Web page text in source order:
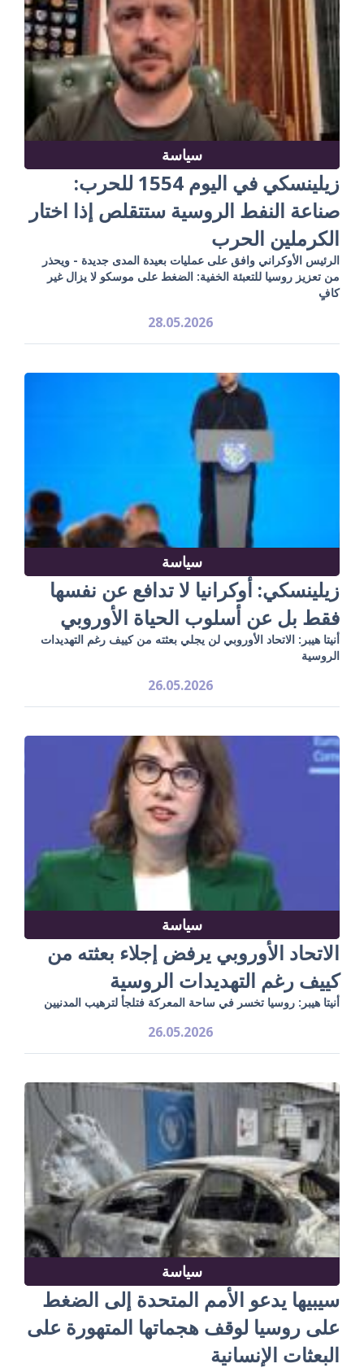
سياسة
زيلينسكي في اليوم 1554 للحرب:
صناعة النفط الروسية ستتقلص إذا اختار
الكرملين الحرب
الرئيس الأوكراني وافق على عمليات بعيدة المدى جديدة - ويحذر
من تعزيز روسيا للتعبئة الخفية: الضغط على موسكو لا يزال غير
كافٍ
28.05.2026
سياسة
زيلينسكي: أوكرانيا لا تدافع عن نفسها
فقط بل عن أسلوب الحياة الأوروبي
أنيتا هيبر: الاتحاد الأوروبي لن يجلي بعثته من كييف رغم التهديدات
الروسية
26.05.2026
سياسة
الاتحاد الأوروبي يرفض إجلاء بعثته من
كييف رغم التهديدات الروسية
أنيتا هيبر: روسيا تخسر في ساحة المعركة فتلجأ لترهيب المدنيين
26.05.2026
سياسة
سيبيها يدعو الأمم المتحدة إلى الضغط
على روسيا لوقف هجماتها المتهورة على
البعثات الإنسانية